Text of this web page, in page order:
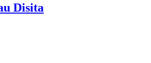
Disita